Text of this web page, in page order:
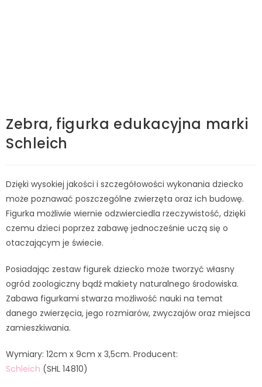
Zebra, figurka edukacyjna marki
Schleich
Dzięki wysokiej jakości i szczegółowości wykonania dziecko
może poznawać poszczególne zwierzęta oraz ich budowę.
Figurka możliwie wiernie odzwierciedla rzeczywistość, dzięki
czemu dzieci poprzez zabawę jednocześnie uczą się o
otaczającym je świecie.
Posiadając zestaw figurek dziecko może tworzyć własny
ogród zoologiczny bądź makiety naturalnego środowiska.
Zabawa figurkami stwarza możliwość nauki na temat
danego zwierzęcia, jego rozmiarów, zwyczajów oraz miejsca
zamieszkiwania.
Wymiary: 12cm x 9cm x 3,5cm. Producent:
Schleich (SHL 14810)